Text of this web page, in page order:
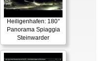
Heiligenhafen: 180°
Panorama Spiaggia
Steinwarder